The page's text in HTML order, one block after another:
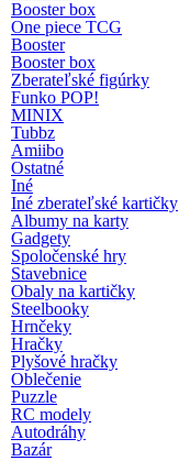
Booster box
One piece TCG
Booster
Booster box
Zberateľské figúrky
Funko POP!
MINIX
Tubbz
Amiibo
Ostatné
Iné
Iné zberateľské kartičky
Albumy na karty
Gadgety
Spoločenské hry
Stavebnice
Obaly na kartičky
Steelbooky
Hrnčeky
Hračky
Plyšové hračky
Oblečenie
Puzzle
RC modely
Autodráhy
Bazár